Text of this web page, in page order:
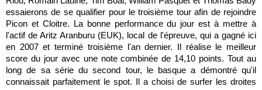
essaierons de se qualifier pour le troisième tour afin de rejoindre
Picon et Cloitre. La bonne performance du jour est à mettre à
l'actif de Aritz Aranburu (EUK), local de l'épreuve, qui a gagné ici
en 2007 et terminé troisième l'an dernier. Il réalise le meilleur
score du jour avec une note combinée de 14,10 points. Tout au
long de sa série du second tour, le basque a démontré qu'il
connaissait parfaitement le spot. Il a choisi de surfer les droites